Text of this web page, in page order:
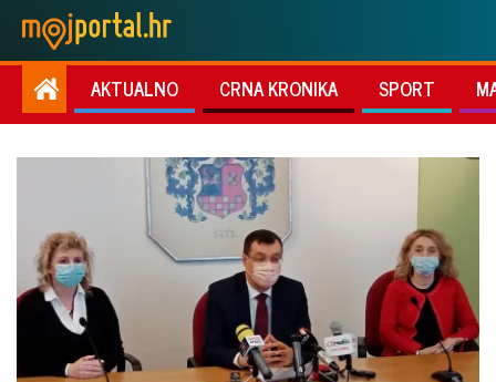
AKTUALNO CRNA KRONIKA SPORT